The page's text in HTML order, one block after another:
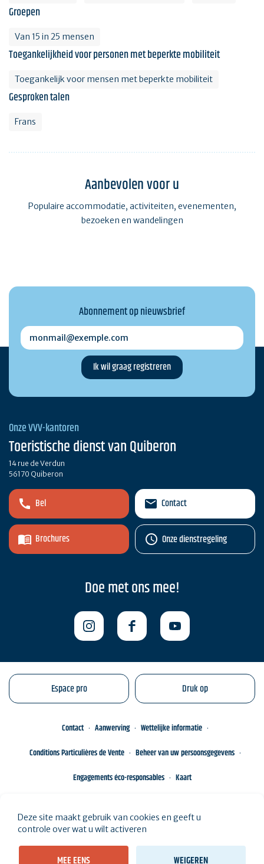
Groepen
Van 15 in 25 mensen
Toegankelijkheid voor personen met beperkte mobiliteit
Toegankelijk voor mensen met beperkte mobiliteit
Gesproken talen
Frans
Aanbevolen voor u
Populaire accommodatie, activiteiten, evenementen,
bezoeken en wandelingen
Abonnement op nieuwsbrief
monmail@exemple.com
Onze VVV-kantoren
Toeristische dienst van Quiberon
14 rue de Verdun
56170 Quiberon
Bel
Brochures
Contact
Onze dienstregeling
Doe met ons mee!
Espace pro Druk op
Contact Aanwerving
Wettelijke informatie
Conditions Particulières de Vente
Beheer van uw persoonsgegevens
Engagements éco-responsables
Kaart
Deze site maakt gebruik van cookies en geeft u
controle over wat u wilt activeren
MEE EENS WEIGEREN